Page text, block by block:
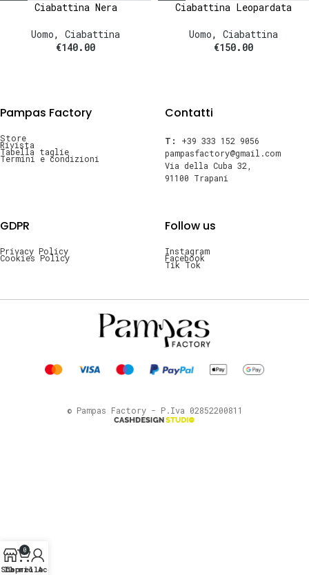
Ciabattina Nera
Uomo, Ciabattina
€140.00
Ciabattina Leopardata
Uomo, Ciabattina
€150.00
Pampas Factory
Store
Rivista
Tabella taglie
Termini e condizioni
Contatti
T:
+39 333 152 9056
pampasfactory@gmail.com
Via della Cuba 32,
91100 Trapani
GDPR
Privacy Policy
Cookies Policy
Follow us
Instagram
Facebook
Tik Tok
© Pampas Factory - P.Iva 02852200811
Shop
0
Carrello
Il mio Account